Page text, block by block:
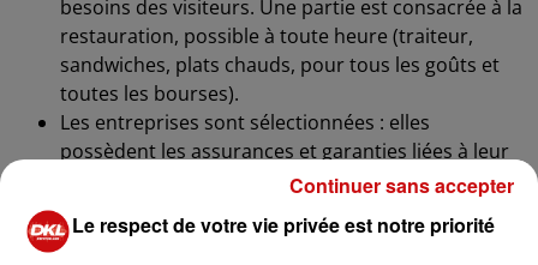
besoins des visiteurs. Une partie est consacrée à la
restauration, possible à toute heure (traiteur,
sandwiches, plats chauds, pour tous les goûts et
toutes les bourses).
Les entreprises sont sélectionnées : elles
possèdent les assurances et garanties liées à leur
profession et sont inscrites au Registre des Métiers
et des Sociétés.
Elles installent, fournissent et maîtrisent
Le respect de votre vie privée est notre priorité
Continuer sans accepter